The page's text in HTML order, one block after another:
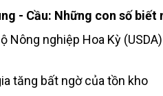
- Cầu: Những con số biết
Nông nghiệp Hoa Kỳ
tăng bất ngờ của tồn kho